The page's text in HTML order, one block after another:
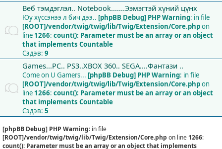
Веб тэмдэглэл.. Notebook.......Ээмэгтэй хүний цүнх
Юу хүссэнээ л бич дээ.. [phpBB Debug] PHP Warning: in file
[ROOT]/vendor/twig/twig/lib/Twig/Extension/Core.phpon
line 1266: count(): Parameter must be an array or an object
that implements Countable
Сэдэв: 9
Games...PC.. PS3..XBOX 360.. SEGA....Фантази ..
Come on U Gamers... [phpBB Debug] PHP Warning: in file
[ROOT]/vendor/twig/twig/lib/Twig/Extension/Core.phpon
line 1266: count(): Parameter must be an array or an object
that implements Countable
Сэдэв: 5
[phpBB Debug] PHP Warning: in file
[ROOT]/vendor/twig/twig/lib/Twig/Extension/Core.php on line 1266:
count(): Parameter must be an array or an object that implements